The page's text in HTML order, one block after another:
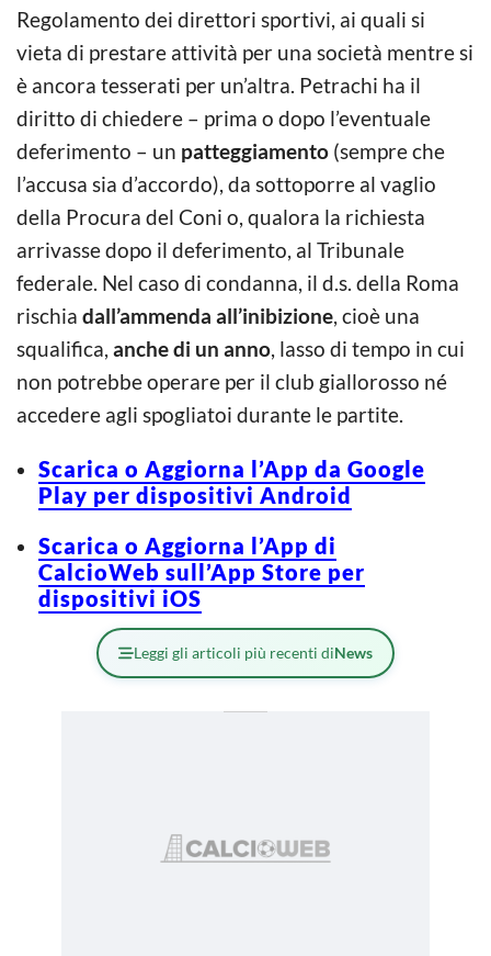
Regolamento dei direttori sportivi, ai quali si
vieta di prestare attività per una società mentre si
è ancora tesserati per un’altra. Petrachi ha il
diritto di chiedere – prima o dopo l’eventuale
deferimento – un patteggiamento (sempre che
l’accusa sia d’accordo), da sottoporre al vaglio
della Procura del Coni o, qualora la richiesta
arrivasse dopo il deferimento, al Tribunale
federale. Nel caso di condanna, il d.s. della Roma
rischia dall’ammenda all’inibizione, cioè una
squalifica, anche di un anno, lasso di tempo in cui
non potrebbe operare per il club giallorosso né
accedere agli spogliatoi durante le partite.
Scarica o Aggiorna l’App da Google
Play per dispositivi Android
Scarica o Aggiorna l’App di
CalcioWeb sull’App Store per
dispositivi iOS
Leggi gli articoli più recenti diNews